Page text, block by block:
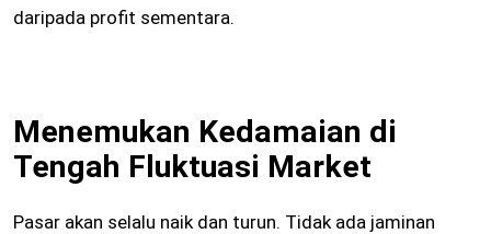
daripada profit sementara.
Menemukan Kedamaian di
Tengah Fluktuasi Market
Pasar akan selalu naik dan turun. Tidak ada jaminan